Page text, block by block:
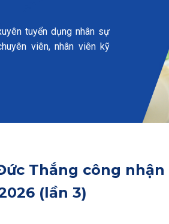
tuyển dụng nhân sự
viên, nhân viên kỹ
Thắng công
(lần 3)